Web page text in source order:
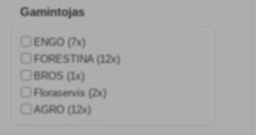
Gamintojas
ENGO (7x)
FORESTINA (12x)
BROS (1x)
Floraservis (2x)
AGRO (12x)